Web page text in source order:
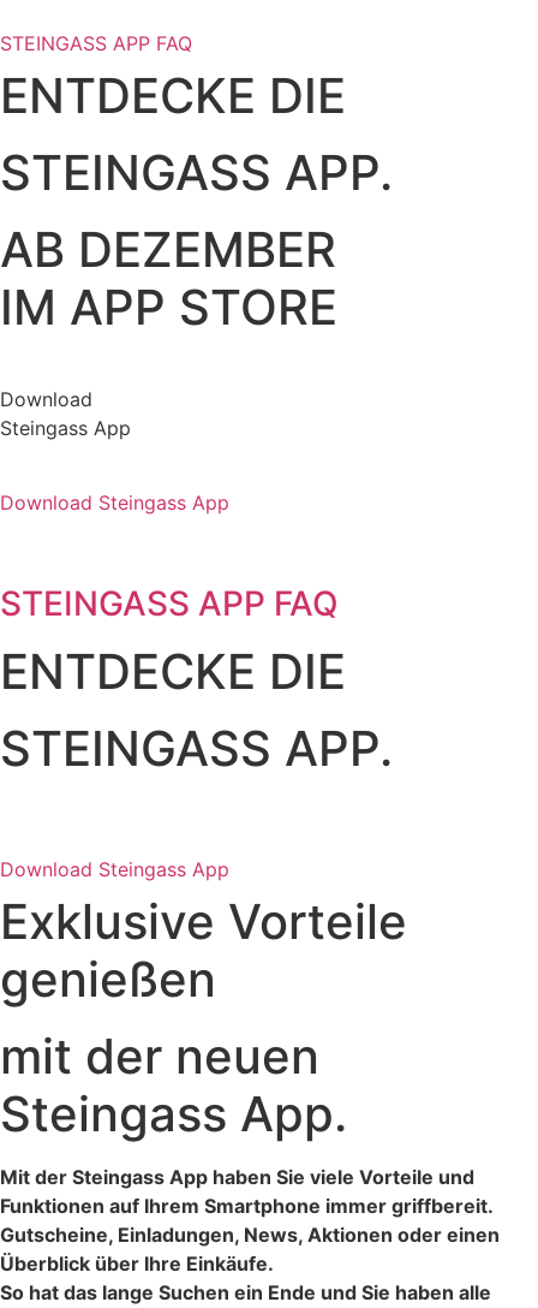
STEINGASS APP FAQ
ENTDECKE DIE
STEINGASS APP.
AB DEZEMBER
IM APP STORE
Download
Steingass App
Download Steingass App
STEINGASS APP FAQ
ENTDECKE DIE
STEINGASS APP.
Download Steingass App
Exklusive Vorteile
genießen
mit der neuen
Steingass App.
Mit der Steingass App haben Sie viele Vorteile und
Funktionen auf Ihrem Smartphone immer griffbereit.
Gutscheine, Einladungen, News, Aktionen oder einen
Überblick über Ihre Einkäufe.
So hat das lange Suchen ein Ende und Sie haben alle